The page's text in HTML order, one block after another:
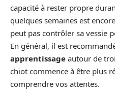
capacité à rester propre
quelques semaines est
peut pas contrôler sa vessie
En général, il est
apprentissage autour de
chiot commence à être plus
comprendre vos attentes.